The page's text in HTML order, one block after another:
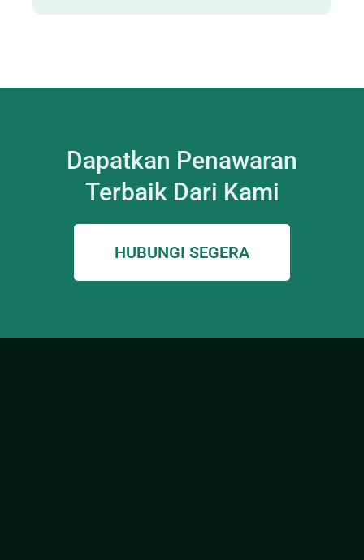
Dapatkan Penawaran
Terbaik Dari Kami
HUBUNGI SEGERA